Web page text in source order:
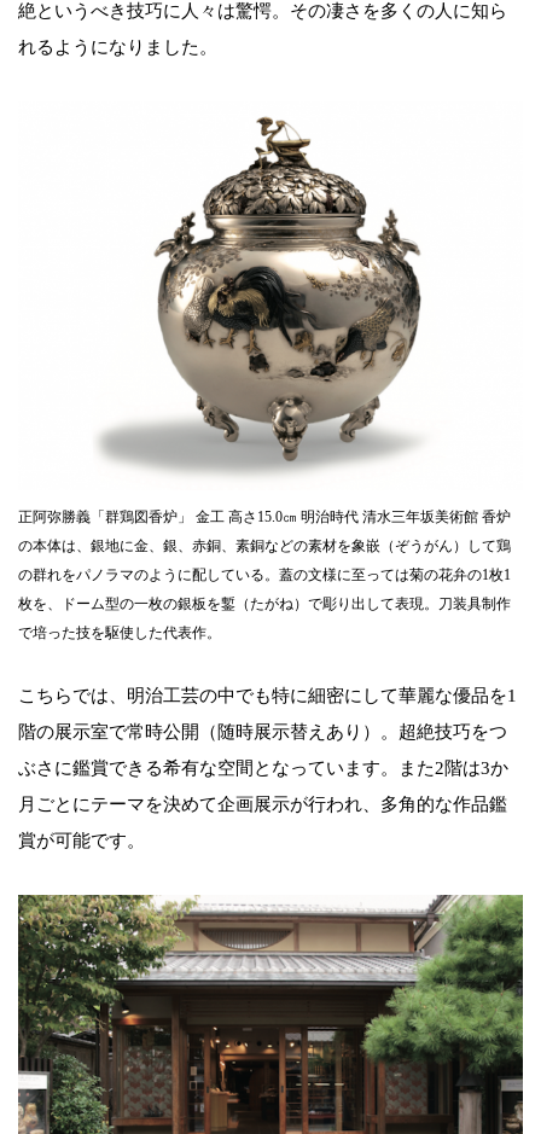
絶というべき技巧に人々は驚愕。その凄さを多くの人に知ら
れるようになりました。
正阿弥勝義「群鶏図香炉」 金工 高さ15.0㎝ 明治時代 清水三年坂美術館 香炉
の本体は、銀地に金、銀、赤銅、素銅などの素材を象嵌（ぞうがん）して鶏
の群れをパノラマのように配している。蓋の文様に至っては菊の花弁の1枚1
枚を、ドーム型の一枚の銀板を鏨（たがね）で彫り出して表現。刀装具制作
で培った技を駆使した代表作。
こちらでは、明治工芸の中でも特に細密にして華麗な優品を1
階の展示室で常時公開（随時展示替えあり）。超絶技巧をつ
ぶさに鑑賞できる希有な空間となっています。また2階は3か
月ごとにテーマを決めて企画展示が行われ、多角的な作品鑑
賞が可能です。